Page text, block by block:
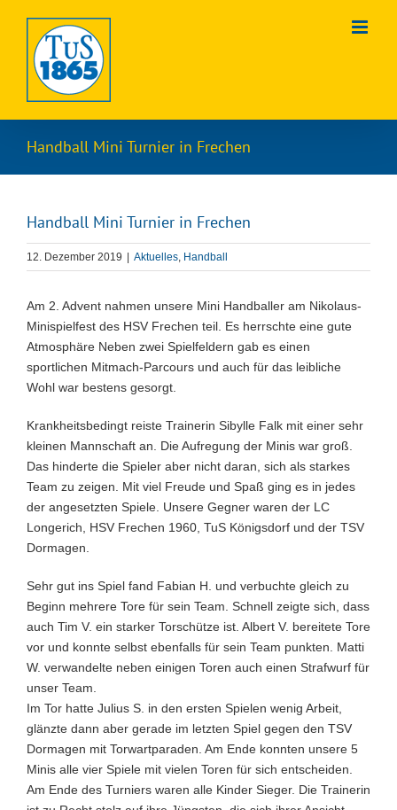
springen
Handball Mini Turnier in Frechen
Handball Mini Turnier in Frechen
12. Dezember 2019 Aktuelles, Handball
Am 2. Advent nahmen unsere Mini Handballer am Nikolaus-
Minispielfest des HSV Frechen teil. Es herrschte eine gute
Atmosphäre Neben zwei Spielfeldern gab es einen
sportlichen Mitmach-Parcours und auch für das leibliche
Wohl war bestens gesorgt.
Krankheitsbedingt reiste Trainerin Sibylle Falk mit einer sehr
kleinen Mannschaft an. Die Aufregung der Minis war groß.
Das hinderte die Spieler aber nicht daran, sich als starkes
Team zu zeigen. Mit viel Freude und Spaß ging es in jedes
der angesetzten Spiele. Unsere Gegner waren der LC
Longerich, HSV Frechen 1960, TuS Königsdorf und der TSV
Dormagen.
Sehr gut ins Spiel fand Fabian H. und verbuchte gleich zu
Beginn mehrere Tore für sein Team. Schnell zeigte sich, dass
auch Tim V. ein starker Torschütze ist. Albert V. bereitete Tore
vor und konnte selbst ebenfalls für sein Team punkten. Matti
W. verwandelte neben einigen Toren auch einen Strafwurf für
unser Team.
Im Tor hatte Julius S. in den ersten Spielen wenig Arbeit,
glänzte dann aber gerade im letzten Spiel gegen den TSV
Dormagen mit Torwartparaden. Am Ende konnten unsere 5
Minis alle vier Spiele mit vielen Toren für sich entscheiden.
Am Ende des Turniers waren alle Kinder Sieger. Die Trainerin